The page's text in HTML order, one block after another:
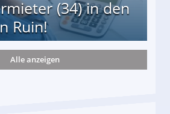
(34) in den
Ruin!
Ruin!
Alle anzeigen